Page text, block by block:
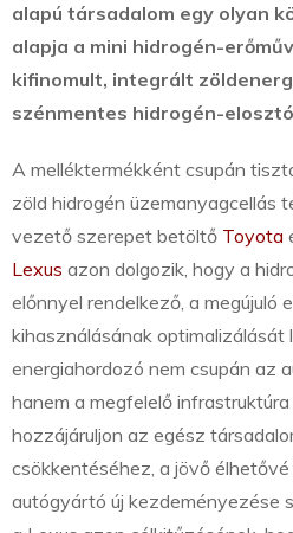
alapú társadalom egy olyan
alapja a mini hidrogén-
kifinomult, integrált
szénmentes hidrogén-
A melléktermékként csupán
zöld hidrogén üzemanyagcellás
vezető szerepet betöltő Toyota
Lexus azon dolgozik, hogy a
előnnyel rendelkező, a megújuló
kihasználásának
energiahordozó nem csupán az
hanem a megfelelő
hozzájáruljon az egész
csökkentéséhez, a jövő
autógyártó új kezdeményezése